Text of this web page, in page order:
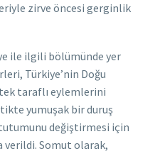
zirve öncesi gerginlik
ile ilgili bölümünde yer
Türkiye’nin Doğu
tek taraflı eylemlerini
yumuşak bir duruş
değiştirmesi için
verildi. Somut olarak,